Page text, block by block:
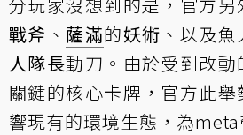
戰斧 、 薩滿的妖術 、以及
人隊長動刀。由於受到改
關鍵的核心卡牌，官方此
響現有的環境生態，為meta